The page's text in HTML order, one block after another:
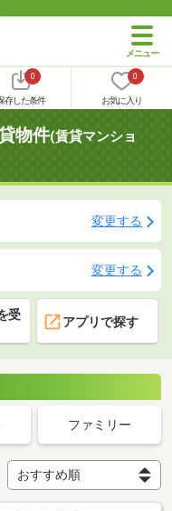
0
存した条件
0
お気に入り
物件(賃貸マンショ
変更する
変更する
受
アプリで探す
ファミリー